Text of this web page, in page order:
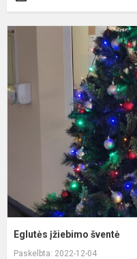
Eglutės įžiebimo šventė
Paskelbta: 2022-12-04